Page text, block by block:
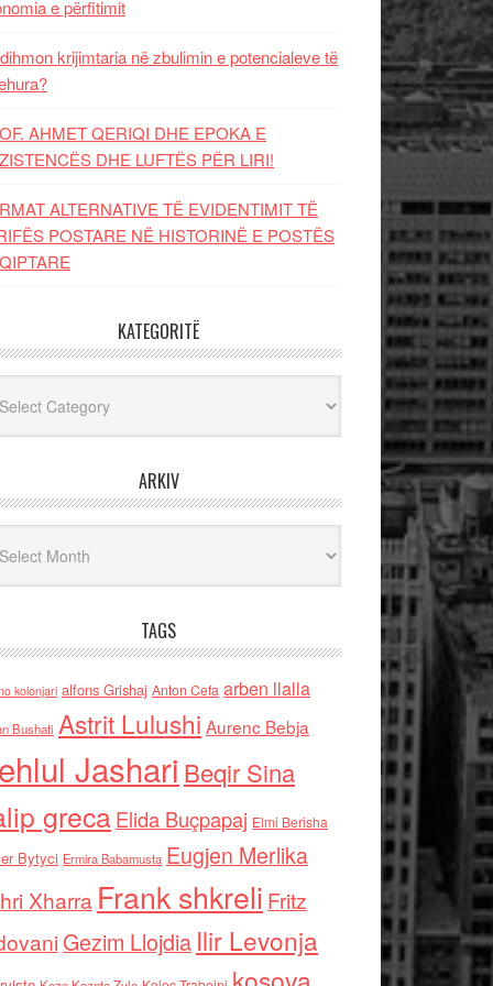
e përfitimit
krijimtaria në zbulimin e potencialeve të
AHMET QERIQI DHE EPOKA E
DHE LUFTЁS PЁR LIRI!
ALTERNATIVE TË EVIDENTIMIT TË
POSTARE NË HISTORINË E POSTËS
KATEGORITË
ARKIV
TAGS
kolonjari alfons Grishaj Anton Cefa arben llalla
Bushati Astrit Lulushi Aurenc Bebja
Jashari Beqir Sina
grecaElida Buçpapaj Elmi Berisha
Bytyci Ermira Babamusta Eugjen Merlika
Xharra Frank shkreli Fritz
Gezim Llojdia Ilir Levonja